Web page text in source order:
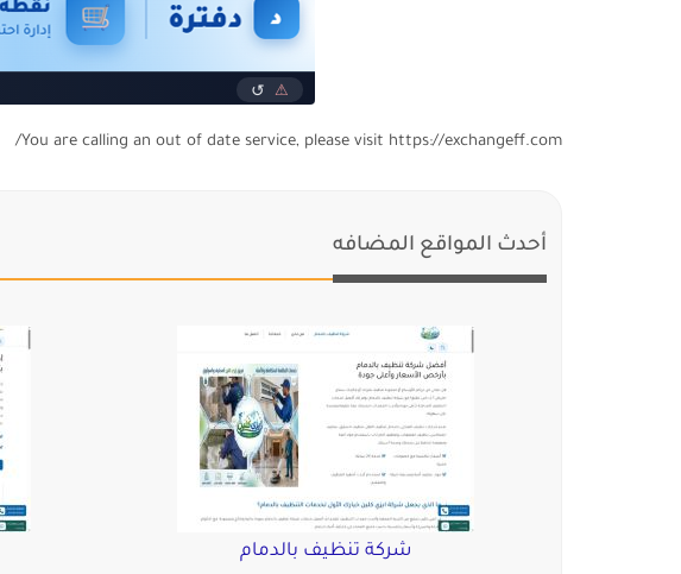
You are calling an out of date service, please visit https://exchangeff.com/
أحدث المواقع المضافه
شركة تنظيف بالدمام